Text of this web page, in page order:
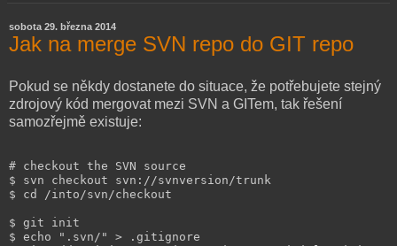
sobota 29. března 2014
Jak na merge SVN repo do GIT repo
Pokud se někdy dostanete do situace, že potřebujete stejný
zdrojový kód mergovat mezi SVN a GITem, tak řešení
samozřejmě existuje:
# checkout the SVN source
$ svn checkout svn://svnversion/trunk
$ cd /into/svn/checkout
$ git init
$ echo ".svn/" > .gitignore